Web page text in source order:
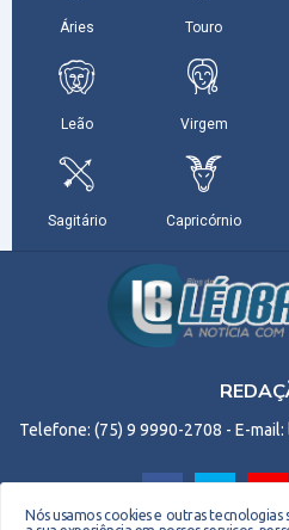
Telefone: (75) 9 9990-2708 - E-
Nós usamos cookies e outras